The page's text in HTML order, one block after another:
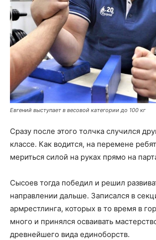
Евгений выступает в весовой категории до 100 кг
Сразу после этого толчка случился
классе. Как водится, на перемене
мериться силой на руках прямо на
Сысоев тогда победил и решил
направлении дальше. Записался в
армрестлинга, которых в то время в
много и принялся осваивать
древнейшего вида единоборств.